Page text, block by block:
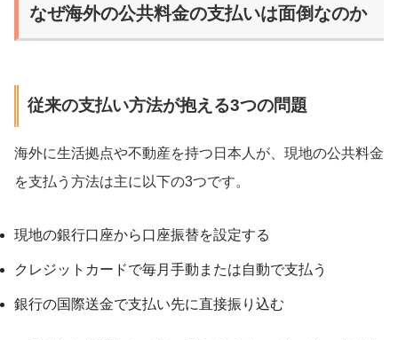
なぜ海外の公共料金の支払いは面倒なのか
従来の支払い方法が抱える3つの問題
海外に生活拠点や不動産を持つ日本人が、現地の公共料金
を支払う方法は主に以下の3つです。
現地の銀行口座から口座振替を設定する
クレジットカードで毎月手動または自動で支払う
銀行の国際送金で支払い先に直接振り込む